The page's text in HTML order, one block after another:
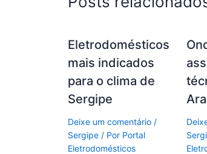
Eletrodomésticos
mais indicados
para o clima de
Sergipe
Deixe um comentário /
Sergipe / Por Portal
Eletrodomésticos